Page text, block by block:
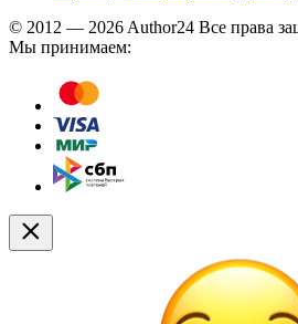
© 2012 — 2026 Author24 Все права
Мы принимаем: